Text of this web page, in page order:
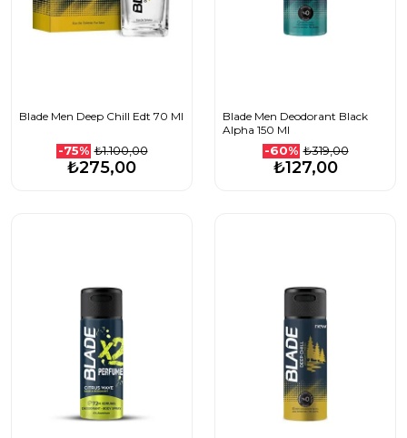
Blade Men Deep Chill Edt 70 Ml
-75% ₺1.100,00
₺275,00
Blade Men Deodorant Black
Alpha 150 Ml
-60% ₺319,00
₺127,00